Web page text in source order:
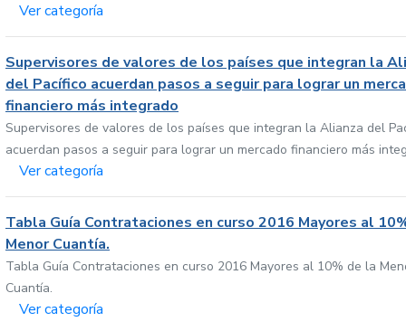
Ver categoría
Supervisores de valores de los países que integran la
del Pacífico acuerdan pasos a seguir para lograr un
financiero más integrado
Supervisores de valores de los países que integran la Alianza del
acuerdan pasos a seguir para lograr un mercado financiero más
Ver categoría
Tabla Guía Contrataciones en curso 2016 Mayores al
Menor Cuantía.
Tabla Guía Contrataciones en curso 2016 Mayores al 10% de la
Cuantía.
Ver categoría